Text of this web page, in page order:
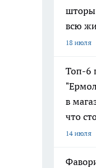
шторы
всю
18 июля
Топ-6
в
что
14 июля